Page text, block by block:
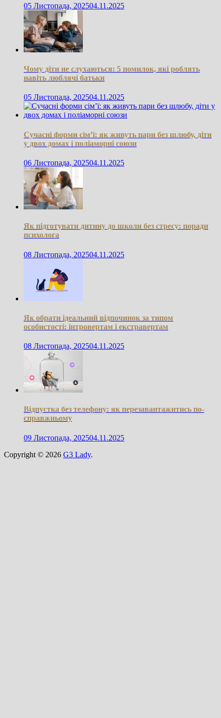
05 Листопада, 202504.11.2025
Чому діти не слухаються: 5 помилок, які роблять
навіть люблячі батьки
05 Листопада, 202504.11.2025
Сучасні форми сім’ї: як живуть пари без шлюбу, діти
у двох домах і поліаморні союзи
06 Листопада, 202504.11.2025
Як підготувати дитину до школи без стресу: поради
психолога
08 Листопада, 202504.11.2025
Як обрати ідеальний відпочинок за типом
особистості: інтровертам і екстравертам
08 Листопада, 202504.11.2025
Відпустка без телефону: як перезавантажитись по-
справжньому
09 Листопада, 202504.11.2025
Copyright © 2026 G3 Lady.